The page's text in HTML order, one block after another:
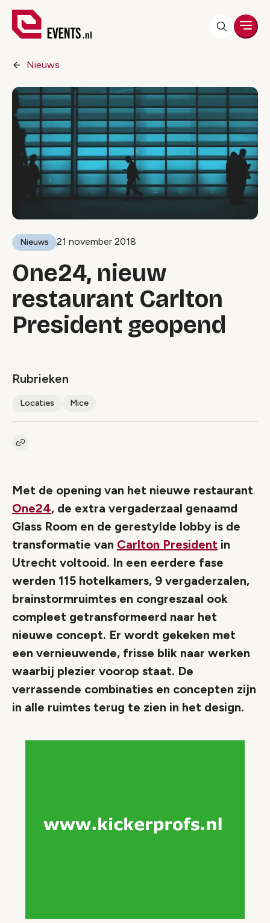
Nieuws
Nieuws 21 november 2018
One24, nieuw
restaurant Carlton
President geopend
Rubrieken
Locaties Mice
Kopieer link naar artikel
Met de opening van het nieuwe restaurant
One24, de extra vergaderzaal genaamd
Glass Room en de gerestylde lobby is de
transformatie van Carlton President in
Utrecht voltooid. In een eerdere fase
werden 115 hotelkamers, 9 vergaderzalen,
brainstormruimtes en congreszaal ook
compleet getransformeerd naar het
nieuwe concept. Er wordt gekeken met
een vernieuwende, frisse blik naar werken
waarbij plezier voorop staat. De
verrassende combinaties en concepten zijn
in alle ruimtes terug te zien in het design.